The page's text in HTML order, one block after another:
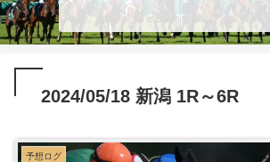
2024/05/18 新潟 1R～6R
予想ログ